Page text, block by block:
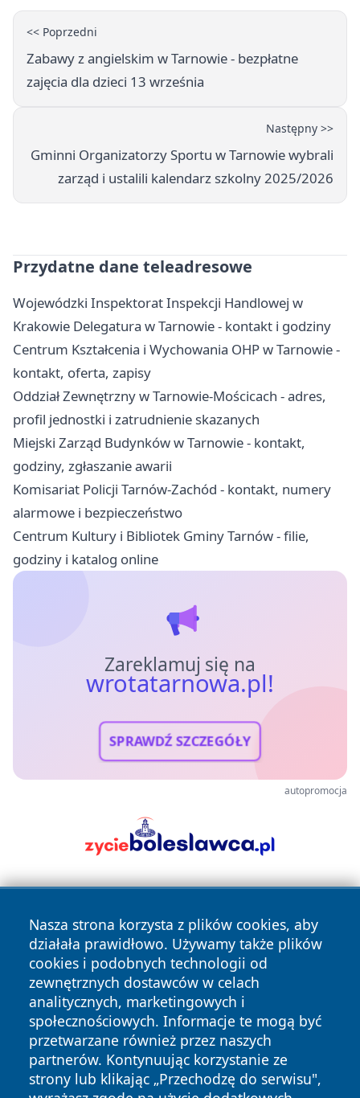
<< Poprzedni
Zabawy z angielskim w Tarnowie - bezpłatne
zajęcia dla dzieci 13 września
Następny >>
Gminni Organizatorzy Sportu w Tarnowie wybrali
zarząd i ustalili kalendarz szkolny 2025/2026
Przydatne dane teleadresowe
Wojewódzki Inspektorat Inspekcji Handlowej w
Krakowie Delegatura w Tarnowie - kontakt i godziny
Centrum Kształcenia i Wychowania OHP w Tarnowie -
kontakt, oferta, zapisy
Oddział Zewnętrzny w Tarnowie-Mościcach - adres,
profil jednostki i zatrudnienie skazanych
Miejski Zarząd Budynków w Tarnowie - kontakt,
godziny, zgłaszanie awarii
Komisariat Policji Tarnów-Zachód - kontakt, numery
alarmowe i bezpieczeństwo
Centrum Kultury i Bibliotek Gminy Tarnów - filie,
godziny i katalog online
Zareklamuj się na
wrotatarnowa.pl!
SPRAWDŹ SZCZEGÓŁY
autopromocja
Nasza strona korzysta z plików cookies, aby
działała prawidłowo. Używamy także plików
cookies i podobnych technologii od
zewnętrznych dostawców w celach
analitycznych, marketingowych i
społecznościowych. Informacje te mogą być
przetwarzane również przez naszych
partnerów. Kontynuując korzystanie ze
strony lub klikając „Przechodzę do serwisu",
Copyright © 2026 wrotatarnowa.pl Wszystkie prawa
zastrzeżone.
News Autorzy
Polityka
Prywatności
Polityka
Cookies